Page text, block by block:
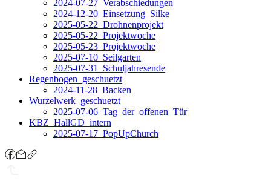
2024-07-27_Verabschiedungen
2024-12-20_Einsetzung_Silke
2025-05-22_Drohnenprojekt
2025-05-22_Projektwoche
2025-05-23_Projektwoche
2025-07-10_Seilgarten
2025-07-31_Schuljahresende
Regenbogen_geschuetzt
2024-11-28_Backen
Wurzelwerk_geschuetzt
2025-07-06_Tag_der_offenen_Tür
KBZ_HallGD_intern
2025-07-17_PopUpChurch